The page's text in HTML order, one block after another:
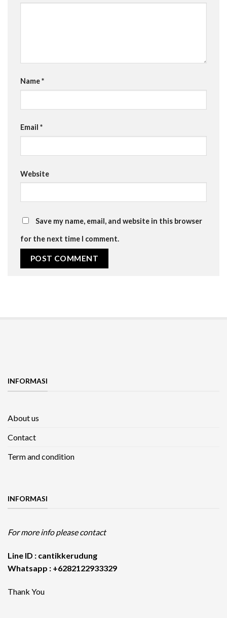
Name*
Email *
Website
Save my name, email, and website in this browser
for the next time I comment.
INFORMASI
About us
Contact
Term and condition
INFORMASI
For more info please contact
Line ID : cantikkerudung
Whatsapp : +6282122933329
Thank You